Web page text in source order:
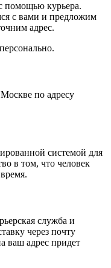
помощью курьера.
с вами и предложим
адрес.
по адресу
системой для
в том, что человек
служба и
через почту
ваш адрес придет